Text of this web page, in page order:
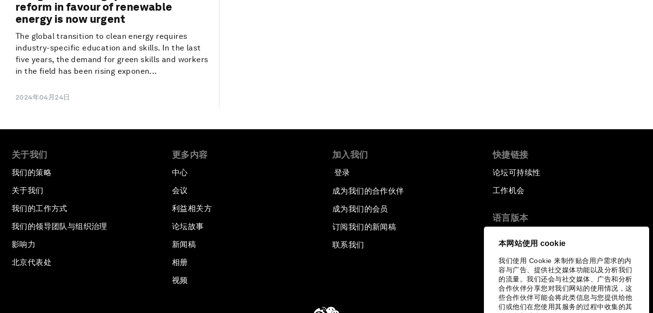
本网站使用 cookie
我们使用 Cookie 来制作贴合用户需求的内
容与广告、提供社交媒体功能以及分析我们
的流量。我们还会与社交媒体、广告和分析
合作伙伴分享您对我们网站的使用情况，这
些合作伙伴可能会将此类信息与您提供给他
们或他们在您使用其服务的过程中收集的其
reform in favour of renewable
energy is now urgent
The global transition to clean energy requires
industry-specific education and skills. In the last
five years, the demand for green skills and workers
in the field has been rising exponen...
2024年04月24日
关于我们
我们的策略
关于我们
我们的工作方式
我们的领导团队与组织治理
影响力
北京代表处
更多内容
中心
会议
利益相关方
论坛故事
新闻稿
相册
视频
加入我们
登录
成为我们的合作伙伴
成为我们的会员
订阅我们的新闻稿
联系我们
快捷链接
论坛可持续性
工作机会
语言版本